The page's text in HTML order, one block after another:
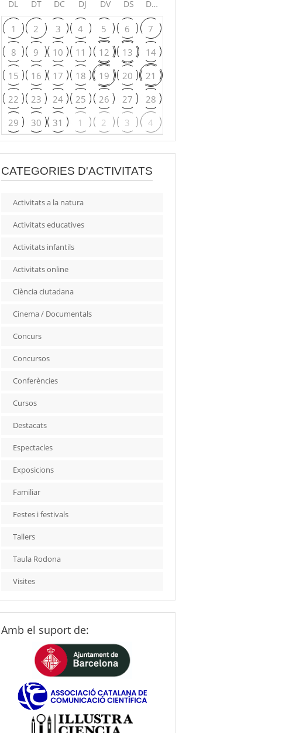
DL DT DC DJ DV DS DG
1 2 3 4 5 6
7
8
9 10 11 12 13
14
15
16 17 18 19 20
21
22
23 24 25 26 27
28
29
30 31 1 2 3 4
CATEGORIES D'ACTIVITATS
Activitats a la natura
Activitats educatives
Activitats infantils
Activitats online
Ciència ciutadana
Cinema / Documentals
Concurs
Concursos
Conferències
Cursos
Destacats
Espectacles
Exposicions
Familiar
Festes i festivals
Tallers
Taula Rodona
Visites
Amb el suport de: